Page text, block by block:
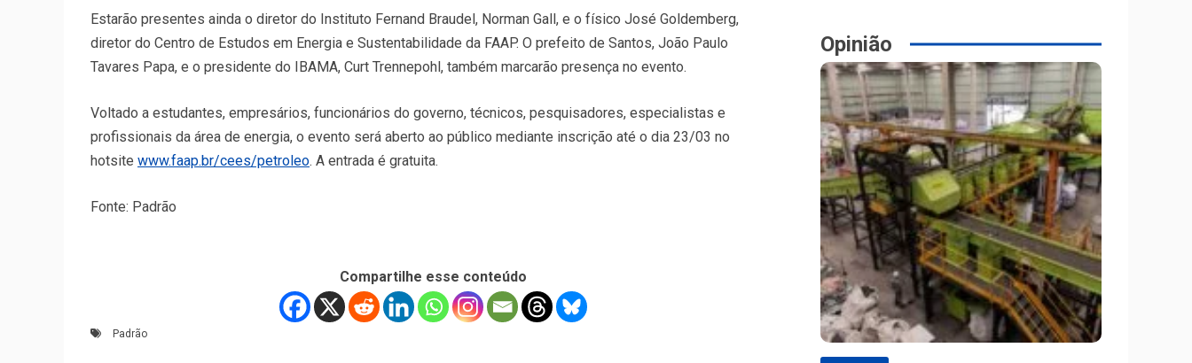
Estarão presentes ainda o diretor do Instituto Fernand Braudel, Norman Gall, e o físico José Goldemberg,
diretor do Centro de Estudos em Energia e Sustentabilidade da FAAP. O prefeito de Santos, João Paulo
Tavares Papa, e o presidente do IBAMA, Curt Trennepohl, também marcarão presença no evento.
Voltado a estudantes, empresários, funcionários do governo, técnicos, pesquisadores, especialistas e
profissionais da área de energia, o evento será aberto ao público mediante inscrição até o dia 23/03 no
hotsite www.faap.br/cees/petroleo. A entrada é gratuita.
Fonte: Padrão
Compartilhe esse conteúdo
Padrão
Opinião